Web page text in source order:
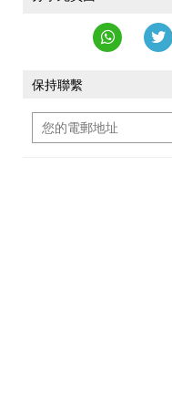
保持聯繫